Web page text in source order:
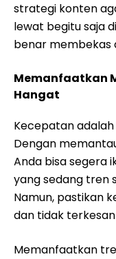
strategi konten
lewat begitu saja
benar membekas
Memanfaatkan
Hangat
Kecepatan
Dengan
Anda bisa segera
yang sedang tren
Namun, pastikan
dan tidak
Memanfaatkan